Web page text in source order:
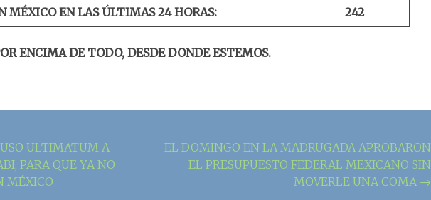
MÉXICO EN LAS ÚLTIMAS 24 HORAS: 242
ENCIMA DE TODO, DESDE DONDE ESTEMOS.
ULTIMATUM A
PARA QUE YA NO
MÉXICO
EL DOMINGO EN LA MADRUGADA APROBARON
EL PRESUPUESTO FEDERAL MEXICANO SIN
MOVERLE UNA COMA →